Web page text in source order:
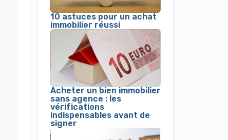
10 astuces pour un achat
immobilier réussi
Acheter un bien immobilier
sans agence : les
vérifications
indispensables avant de
signer